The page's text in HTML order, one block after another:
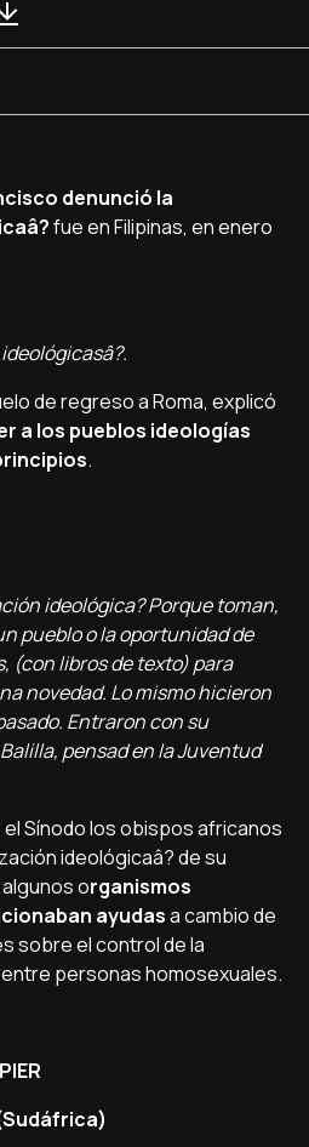
denunció la
fue en Filipinas, en enero
de regreso a Roma, explicó
a los pueblos ideologí­as
.
ideológica? Porque toman,
pueblo o la oportunidad de
(con libros de texto) para
novedad. Lo mismo hicieron
Entraron con su
pensad en la Juventud
Sí­nodo los obispos africanos
ideológicaâ? de su
organismos
ayudasa cambio de
sobre el control de la
personas homosexuales.